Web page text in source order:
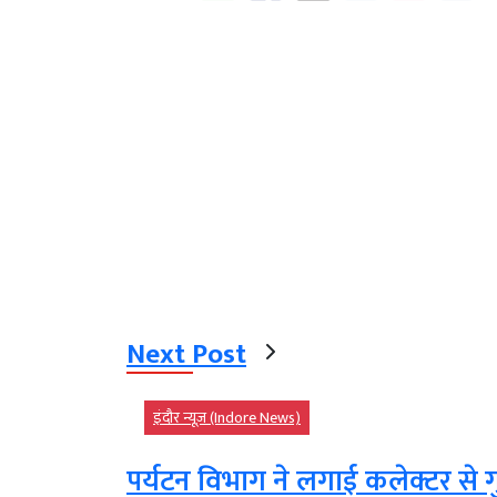
Next Post
इंदौर न्यूज़ (Indore News)
पर्यटन विभाग ने लगाई कलेक्टर से